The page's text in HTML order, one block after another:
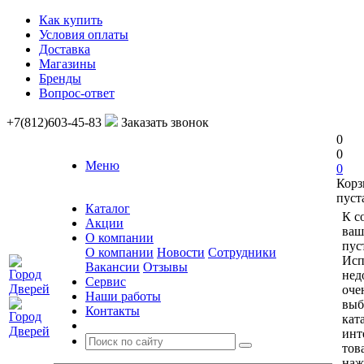
Как купить
Условия оплаты
Доставка
Магазины
Бренды
Вопрос-ответ
+7(812)603-45-83 Заказать звонок
Меню
Каталог
Акции
О компании
О компании Новости Сотрудники
Вакансии Отзывы
Сервис
Наши работы
Контакты
0
0
0
К